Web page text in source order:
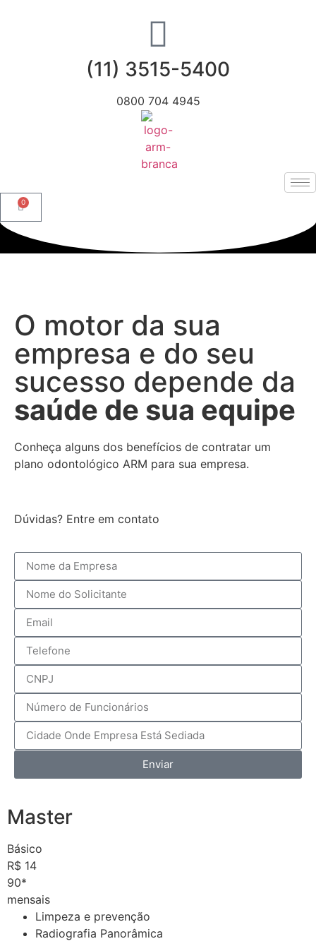
(11) 3515-5400
0800 704 4945
0
O motor da sua
empresa e do seu
sucesso depende da
saúde de sua equipe
Conheça alguns dos benefícios de contratar um
plano odontológico ARM para sua empresa.
Dúvidas? Entre em contato
Enviar
Master
Básico
R$ 14
90*
mensais
Limpeza e prevenção
Radiografia Panorâmica